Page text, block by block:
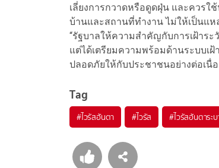
เลี่ยงการกวาดหรือดูดฝุ่น และควร
บ้านและสถานที่ทำงาน ไม่ให้เป็นแ
“รัฐบาลให้ความสำคัญกับการเฝ้าร
แต่ได้เตรียมความพร้อมด้านระบบเ
ปลอดภัยให้กับประชาชนอย่างต่อเนื่อ
Tag
#ไวรัสฮันตา #ไวรัส #ไวรัสฮันตาระ